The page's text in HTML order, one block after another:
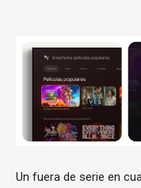
Un fuera de serie en